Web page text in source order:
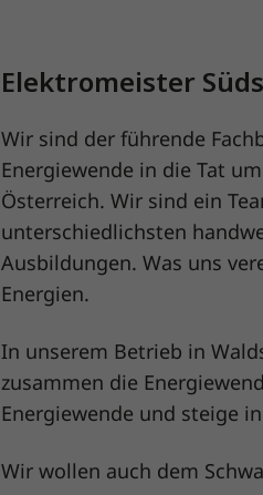
Elektromeister
Wir sind der führende
Energiewende in die Tat
Österreich. Wir sind ein
unterschiedlichsten
Ausbildungen. Was uns
Energien.
In unserem Betrieb in
zusammen die
Energiewende und steige
Wir wollen auch dem